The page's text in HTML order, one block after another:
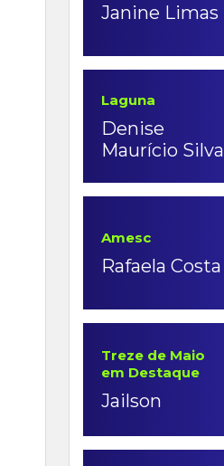
Janine Limas
Laguna
Denise
Maurício Silva
Amesc
Rafaela Costa
Treze de Maio
em Destaque
Jailson